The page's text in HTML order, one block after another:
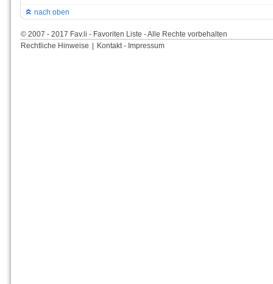
nach oben
© 2007 - 2017 Fav.li - Favoriten Liste - Alle Rechte vorbehalten
Rechtliche Hinweise
Kontakt - Impressum